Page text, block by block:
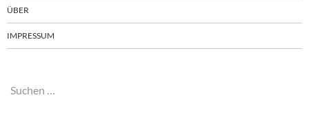
ÜBER
IMPRESSUM
Suchen